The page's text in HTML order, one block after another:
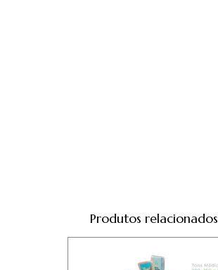
Produtos relacionados